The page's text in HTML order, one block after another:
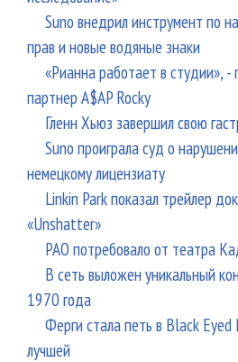
Suno внедрил инструмент по
прав и новые водяные знаки
«Рианна работает в студии», -
партнер A$AP Rocky
Гленн Хьюз завершил свою
Suno проиграла суд о
немецкому лицензиату
Linkin Park показал трейлер
«Unshatter»
РАО потребовало от театра
В сеть выложен уникальный
1970 года
Ферги стала петь в Black Eyed
лучшей